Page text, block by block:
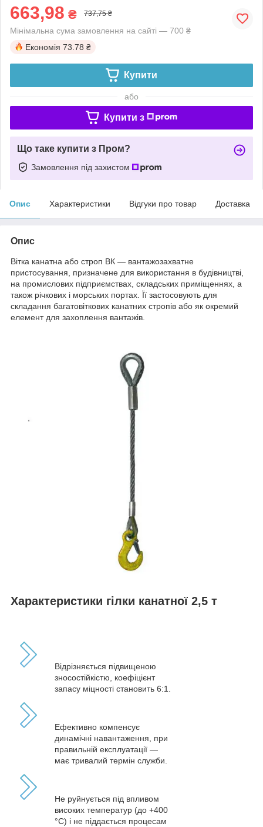
663,98 ₴ 737,75 ₴
Мінімальна сума замовлення на сайті — 700 ₴
Економія 73.78 ₴
Купити
або
Купити з
Що таке купити з Пром?
Замовлення під захистом
Опис Характеристики Відгуки про товар Доставка
Опис
Вітка канатна або строп ВК — вантажозахватне
пристосування, призначене для використання в будівництві,
на промислових підприємствах, складських приміщеннях, а
також річкових і морських портах. Її застосовують для
складання багатовіткових канатних стропів або як окремий
елемент для захоплення вантажів.
Характеристики гілки канатної 2,5 т
Відрізняється підвищеною
зносостійкістю, коефіцієнт
запасу міцності становить 6:1.
Ефективно компенсує
динамічні навантаження, при
правильній експлуатації —
має тривалий термін служби.
Не руйнується під впливом
високих температур (до +400
°С) і не піддається процесам